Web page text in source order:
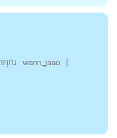
คุณ wann_jaao |